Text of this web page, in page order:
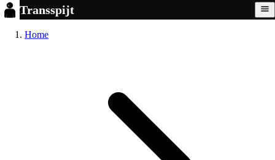
Transspijt
Home